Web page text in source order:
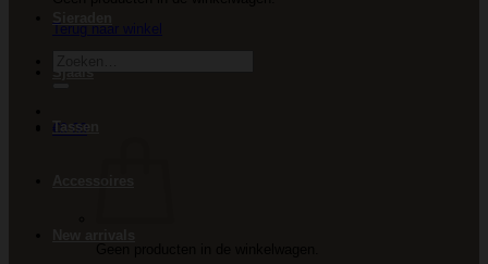
Terug naar winkel
€0.00
Tassen